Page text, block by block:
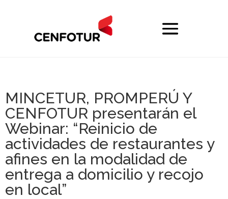
MINCETUR, PROMPERÚ Y
CENFOTUR presentarán el
Webinar: “Reinicio de
actividades de restaurantes y
afines en la modalidad de
entrega a domicilio y recojo
en local”